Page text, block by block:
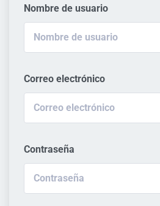
Nombre de usuario
Correo electrónico
Contraseña